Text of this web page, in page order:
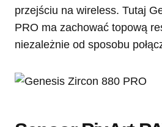
przejściu na wireless. Tutaj
PRO ma zachować topową
niezależnie od sposobu